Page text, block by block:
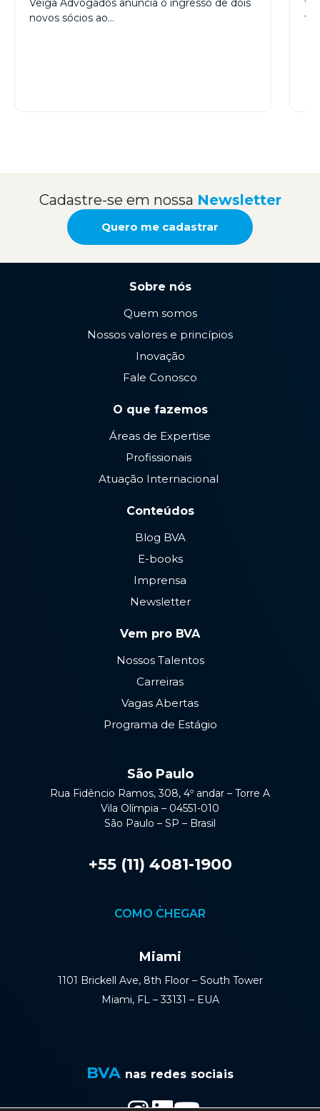
Veiga Advogados anuncia o ingresso de dois
novos sócios ao…
Cadastre-se em nossa Newsletter
Quero me cadastrar
Sobre nós
Quem somos
Nossos valores e princípios
Inovação
Fale Conosco
O que fazemos
Áreas de Expertise
Profissionais
Atuação Internacional
Conteúdos
Blog BVA
E-books
Imprensa
Newsletter
Vem pro BVA
Nossos Talentos
Carreiras
Vagas Abertas
Programa de Estágio
São Paulo
Rua Fidêncio Ramos, 308, 4º andar – Torre A
Vila Olímpia – 04551-010
São Paulo – SP – Brasil
+55 (11) 4081-1900
COMO CHEGAR
Miami
1101 Brickell Ave, 8th Floor – South Tower
Miami, FL – 33131 – EUA
BVA nas redes sociais